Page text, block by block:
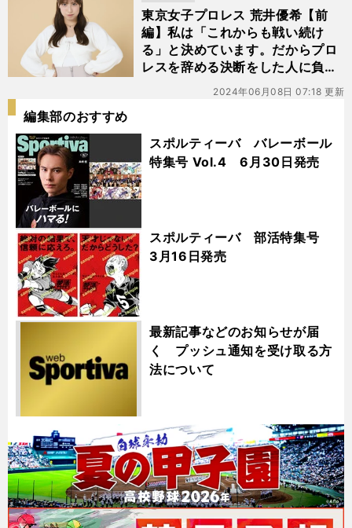
東京女子プロレス 荒井優希【前
編】私は「これからも戦い続け
る」と決めています。だからプロ
レスを辞める決断をした人に負け
ることはできない2024年06月08日 07:18 更新
編集部のおすすめ
スポルティーバ バレーボール
特集号 Vol.4 6月30日発売
スポルティーバ 部活特集号
3月16日発売
最新記事などのお知らせが届
く プッシュ通知を受け取る方
法について